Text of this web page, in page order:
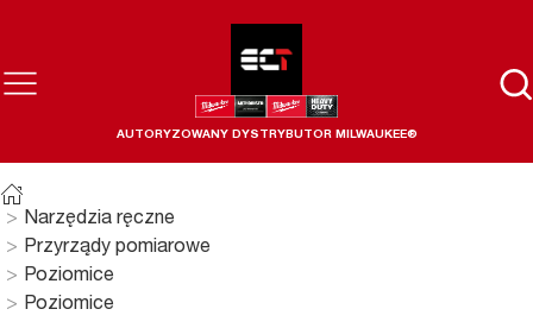
AUTORYZOWANY DYSTRYBUTOR MILWAUKEE®
Narzędzia ręczne
Przyrządy pomiarowe
Poziomice
Poziomice